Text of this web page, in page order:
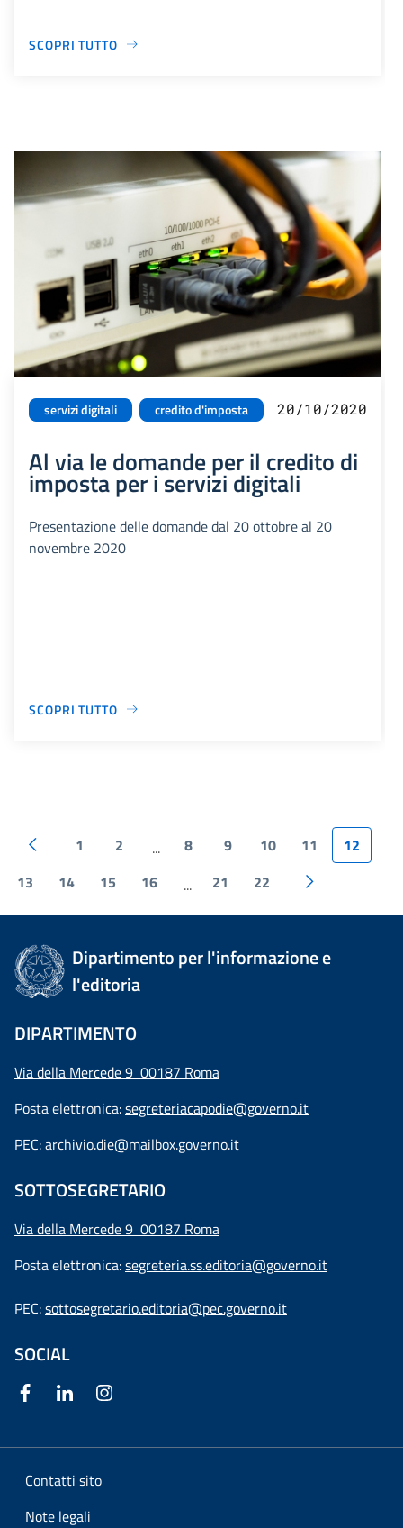
SCOPRI TUTTO
servizi digitali credito d'imposta 20/10/2020
Al via le domande per il credito di
imposta per i servizi digitali
Presentazione delle domande dal 20 ottobre al 20
novembre 2020
SCOPRI TUTTO
1 2 ... 8 9 10 11
12
13
14 15 16 ... 21 22
Dipartimento per l'informazione e
l'editoria
DIPARTIMENTO
Via della Mercede 9 00187 Roma
Posta elettronica:segreteriacapodie@governo.it
PEC:archivio.die@mailbox.governo.it
SOTTOSEGRETARIO
Via della Mercede 9 00187 Roma
Posta elettronica:segreteria.ss.editoria@governo.it
PEC:sottosegretario.editoria@pec.governo.it
SOCIAL
Contatti sito
Note legali